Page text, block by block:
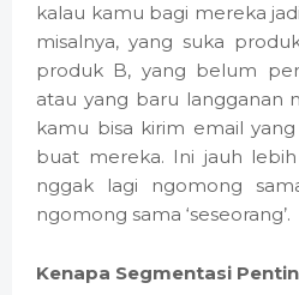
kalau kamu bagi mereka
misalnya, yang suka
produk B, yang belum
atau yang baru langganan
kamu bisa kirim email
buat mereka. Ini jauh
nggak lagi ngomong
ngomong sama ‘seseorang’.
Kenapa Segmentasi